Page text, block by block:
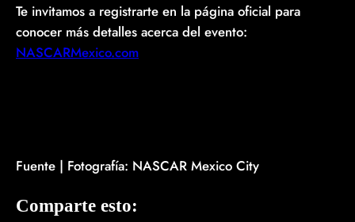
Te invitamos a registrarte en la página oficial para
conocer más detalles acerca del evento:
NASCARMexico.com
Fuente | Fotografía: NASCAR Mexico City
Comparte esto: